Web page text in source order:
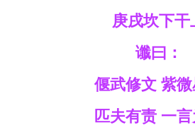
庚戌坎下干
谶曰：
偃武修文 紫微
匹夫有责 一